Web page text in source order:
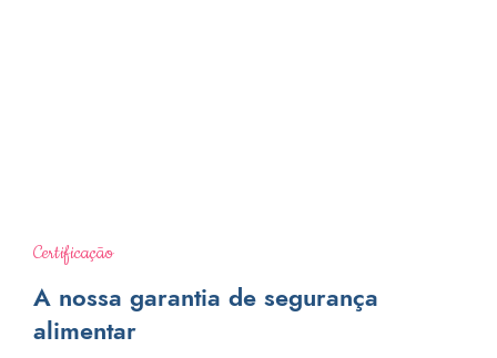
Certificação
A nossa garantia de segurança
alimentar